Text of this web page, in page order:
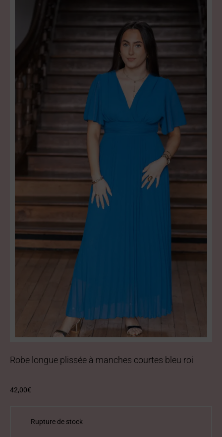
Robe longue plissée à manches courtes bleu roi
42,00€